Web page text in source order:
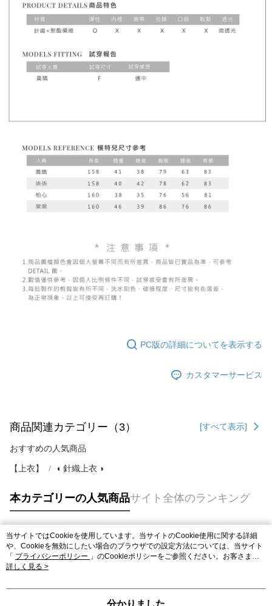
PC版の詳細についてを表示する
カスタマーサービス
商品関連カテゴリー（3） [すべて表示]
おすすめの人気商品
【上衣】 ◖ 針織上衣 ◗
本カテゴリーの人気商品サイト全体のランキング
人気タグ
当サイトではCookieを使用しています。当サイトのCookie使用に関する詳細
や、Cookieを無効にしたい場合のブラウザでの設定方法については、当サイト
「 プライバシーポリシー 」のCookieポリシーをご参照ください。お客さま
が、当サイトを引き続き使用される場合、当社がサイト利用規約のCookieポリ
詳しく見る >
分かりました